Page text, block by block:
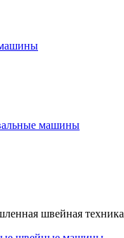
машины
швейная техника